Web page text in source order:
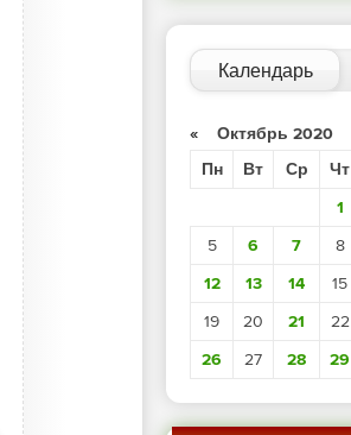
Календарь
« Октябрь 2020
Пн
Вт Ср Чт
1
5
6 7 8
12
13 14 15
19
20 21 22
26
27 28 29